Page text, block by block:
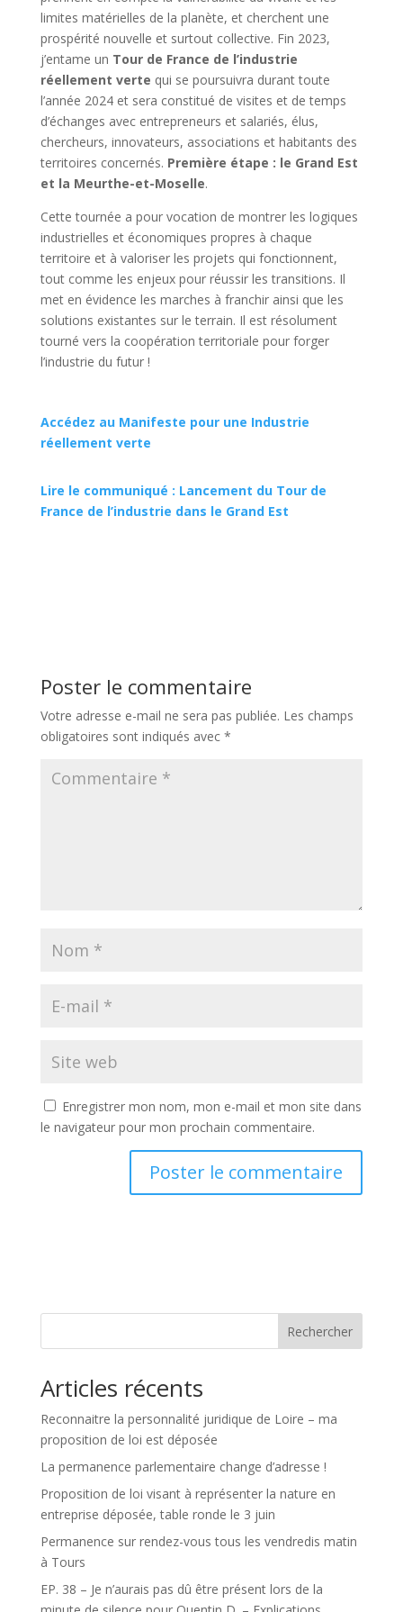
limites matérielles de la planète, et cherchent une
prospérité nouvelle et surtout collective. Fin 2023,
j’entame un Tour de France de l’industrie
réellement verte qui se poursuivra durant toute
l’année 2024 et sera constitué de visites et de temps
d’échanges avec entrepreneurs et salariés, élus,
chercheurs, innovateurs, associations et habitants des
territoires concernés. Première étape : le Grand Est
et la Meurthe-et-Moselle.
Cette tournée a pour vocation de montrer les logiques
industrielles et économiques propres à chaque
territoire et à valoriser les projets qui fonctionnent,
tout comme les enjeux pour réussir les transitions. Il
met en évidence les marches à franchir ainsi que les
solutions existantes sur le terrain. Il est résolument
tourné vers la coopération territoriale pour forger
l’industrie du futur !
Accédez au Manifeste pour une Industrie
réellement verte
Lire le communiqué : Lancement du Tour de
France de l’industrie dans le Grand Est
Poster le commentaire
Votre adresse e-mail ne sera pas publiée. Les champs
obligatoires sont indiqués avec *
Enregistrer mon nom, mon e-mail et mon site dans
le navigateur pour mon prochain commentaire.
Rechercher
Articles récents
Reconnaitre la personnalité juridique de Loire – ma
proposition de loi est déposée
La permanence parlementaire change d’adresse !
Proposition de loi visant à représenter la nature en
entreprise déposée, table ronde le 3 juin
Permanence sur rendez-vous tous les vendredis matin
à Tours
EP. 38 – Je n’aurais pas dû être présent lors de la